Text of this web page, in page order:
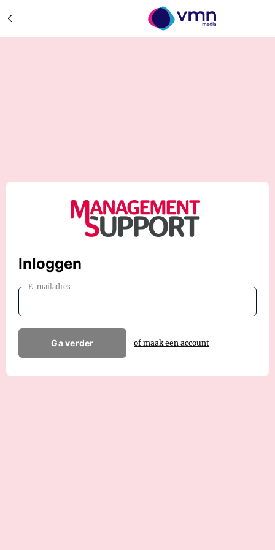
Inloggen
E-mailadres
Ga verder of maak een account